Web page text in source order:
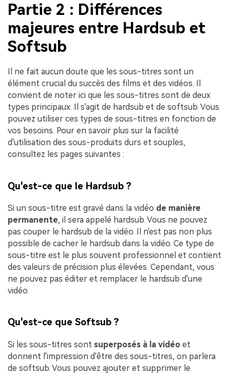
Partie 2 : Différences
majeures entre Hardsub et
Softsub
Il ne fait aucun doute que les sous-titres sont un
élément crucial du succès des films et des vidéos. Il
convient de noter ici que les sous-titres sont de deux
types principaux. Il s'agit de hardsub et de softsub. Vous
pouvez utiliser ces types de sous-titres en fonction de
vos besoins. Pour en savoir plus sur la facilité
d'utilisation des sous-produits durs et souples,
consultez les pages suivantes :
Qu'est-ce que le Hardsub ?
Si un sous-titre est gravé dans la vidéo de manière
permanente, il sera appelé hardsub. Vous ne pouvez
pas couper le hardsub de la vidéo. Il n'est pas non plus
possible de cacher le hardsub dans la vidéo. Ce type de
sous-titre est le plus souvent professionnel et contient
des valeurs de précision plus élevées. Cependant, vous
ne pouvez pas éditer et remplacer le hardsub d'une
vidéo.
Qu'est-ce que Softsub ?
Si les sous-titres sont superposés à la vidéo et
donnent l'impression d'être des sous-titres, on parlera
de softsub. Vous pouvez ajouter et supprimer le